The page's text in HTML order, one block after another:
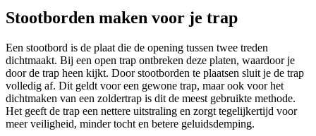
Stootborden maken voor je trap
Een stootbord is de plaat die de opening tussen twee treden
dichtmaakt. Bij een open trap ontbreken deze platen, waardoor je
door de trap heen kijkt. Door stootborden te plaatsen sluit je de trap
volledig af. Dit geldt voor een gewone trap, maar ook voor het
dichtmaken van een zoldertrap is dit de meest gebruikte methode.
Het geeft de trap een nettere uitstraling en zorgt tegelijkertijd voor
meer veiligheid, minder tocht en betere geluidsdemping.